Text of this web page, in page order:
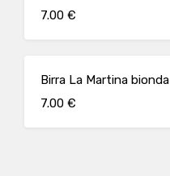
7.00 €
Birra La Martina bionda
7.00 €